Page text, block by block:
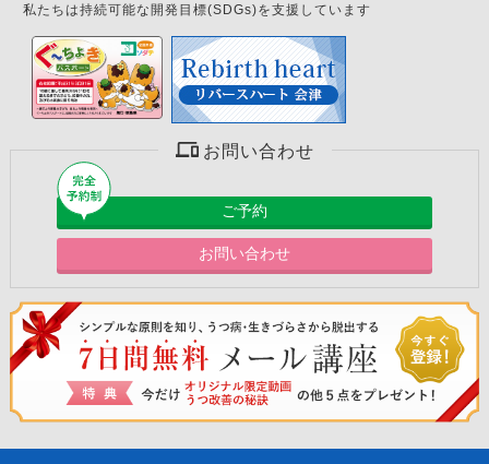
私たちは持続可能な開発目標(SDGs)を支援しています
お問い合わせ
ご予約
お問い合わせ